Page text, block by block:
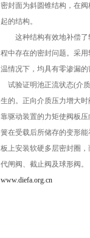
密封面为斜圆锥结构，在
起的结构。
这种结构有效地补偿了
程中存在的密封问题。采
温情况下，均具有零渗漏的
试验证明池正流状态(介
生的。正向介质压力增大
靠驱动装置的力矩使阀板
簧在受载后所储存的变形
板上安装软硬多层密封圈
代闸阀、截止阀及球形阀。
www.diefa.org.cn